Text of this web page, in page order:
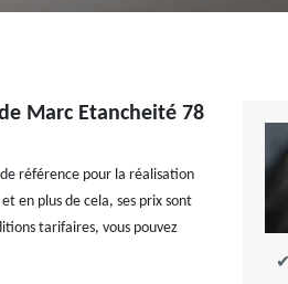
Marc Etancheité 78
référence pour la réalisation
en plus de cela, ses prix sont
tarifaires, vous pouvez